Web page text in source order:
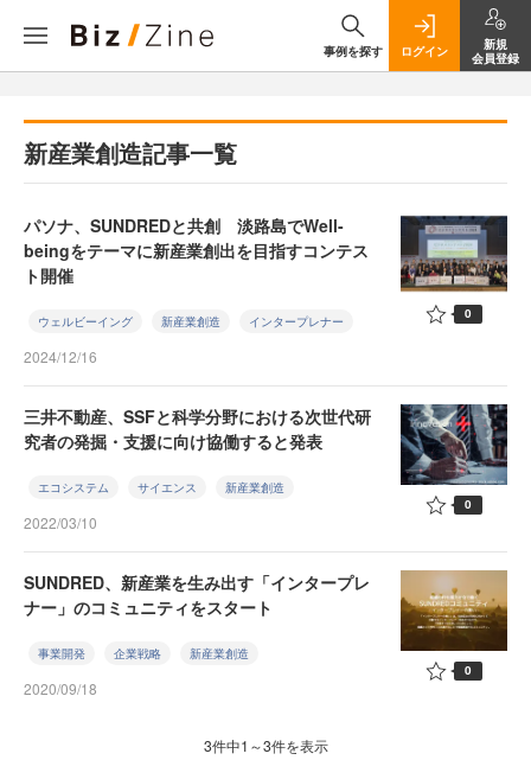
事例を探す ログイン
新規
会員登録
新産業創造記事一覧
パソナ、SUNDREDと共創 淡路島でWell-
beingをテーマに新産業創出を目指すコンテス
ト開催
ウェルビーイング 新産業創造 インタープレナー
2024/12/16
0
三井不動産、SSFと科学分野における次世代研
究者の発掘・支援に向け協働すると発表
エコシステム サイエンス 新産業創造
2022/03/10
0
SUNDRED、新産業を生み出す「インタープレ
ナー」のコミュニティをスタート
事業開発 企業戦略 新産業創造
2020/09/18
0
3件中1～3件を表示